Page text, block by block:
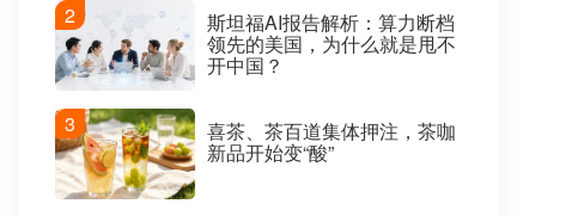
斯坦福AI报告解析：算力断档
领先的美国，为什么就是甩不
开中国？
2
喜茶、茶百道集体押注，茶咖
新品开始变“酸”
3